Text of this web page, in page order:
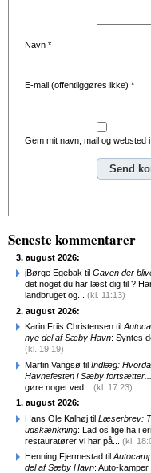
Navn *
E-mail (offentliggøres ikke) *
Gem mit navn, mail og websted
Seneste kommentarer
3. august 2026:
jBørge Egebak til Gaven der
det noget du har læst dig til ?
landbruget og... (kl. 11:13)
2. august 2026:
Karin Friis Christensen til
nye del af Sæby Havn: Syntes
(kl. 19:19)
Martin Vangsø til Indlæg:
Havnefesten i Sæby fortsætter...
gøre noget ved... (kl. 17:23)
1. august 2026:
Hans Ole Kalhøj til Læserbrev:
udskænkning: Lad os lige ha i
restauratører vi har på... (kl.
Henning Fjermestad til
del af Sæby Havn: Auto-